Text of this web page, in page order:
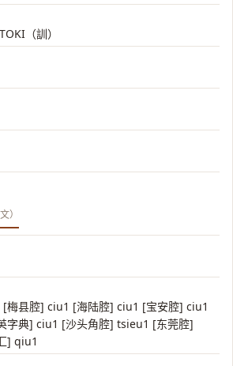
（訓）
）
梅县腔] ciu1 [海陆腔] ciu1 [宝安腔] ciu1
字典] ciu1 [沙头角腔] tsieu1 [东莞腔]
] qiu1